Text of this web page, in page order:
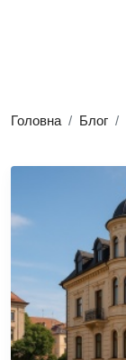
Головна Блог